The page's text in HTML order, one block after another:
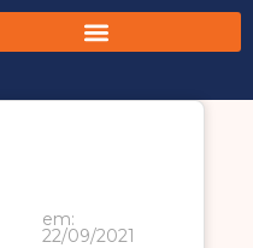
em:
22/09/2021